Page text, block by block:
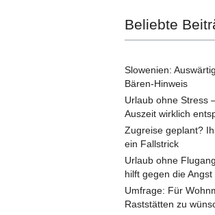
Beliebte
Slowenien:
Bären-Hinweis
Urlaub ohne Stress
Auszeit wirklich
Zugreise geplant?
ein Fallstrick
Urlaub ohne
hilft gegen die
Umfrage: Für
Raststätten zu